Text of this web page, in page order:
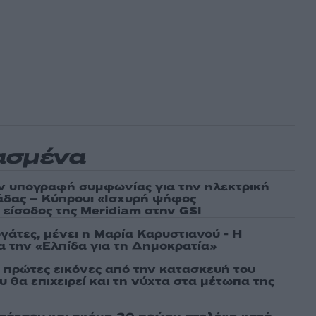
υπογραφή συμφωνίας για την ηλεκτρική
– Κύπρου: «Ισχυρή ψήφος
της Meridiam στην GSI
μένει η Μαρία Καρυστιανού - Η
την «Ελπίδα για τη Δημοκρατία»
εικόνες από την κατασκευή του
επιχειρεί και τη νύχτα στα μέτωπα της